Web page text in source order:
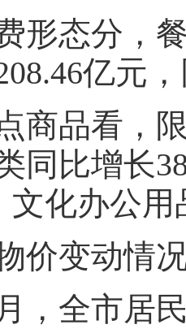
态分，餐
亿元
品看，限
同比增长
文化办公
价变
市居民